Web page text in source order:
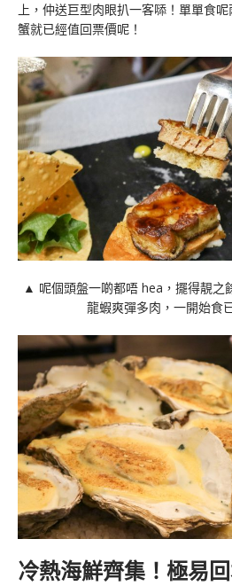
上，仲送巨型肉眼扒一客𠻹！單單食
蟹就已經值回票價呢！
▲ 呢個頭盤一啲都唔 hea，擺得靚之
龍蝦爽彈多肉，一開始食
冷熱海鮮齊集！極易